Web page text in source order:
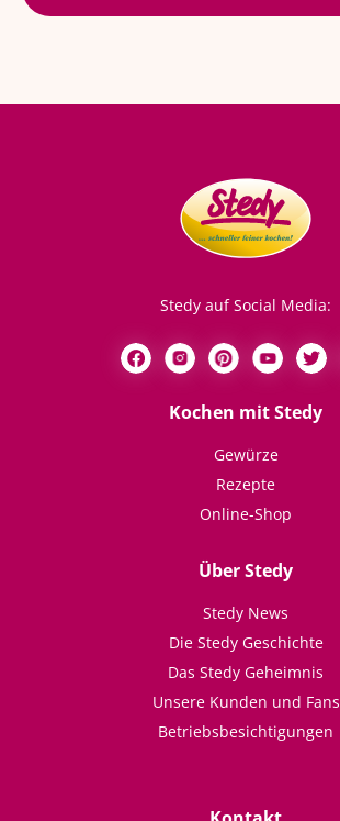
Stedy auf Social Media:
Kochen mit Stedy
Gewürze
Rezepte
Online-Shop
Über Stedy
Stedy News
Die Stedy Geschichte
Das Stedy Geheimnis
Unsere Kunden und Fans
Betriebsbesichtigungen